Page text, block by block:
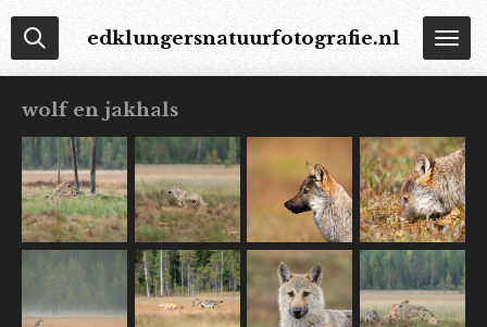
Ga
direct
hoofdinhoud
edklungersnatuurfotografie.nl
wolf en jakhals